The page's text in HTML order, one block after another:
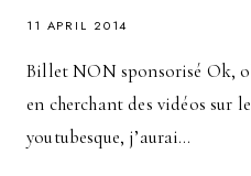
11 APRIL 2014
Billet NON sponsorisé Ok,
en cherchant des vidéos sur
youtubesque, j’aurai…